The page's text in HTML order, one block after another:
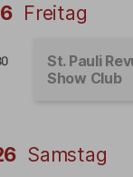
Freitag
St. Pauli
Show Club
Samstag